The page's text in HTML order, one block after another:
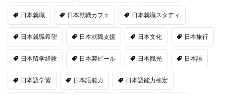
日本就職 日本就職カフェ 日本就職スタディ
日本就職希望 日本就職支援 日本文化 日本旅行
日本留学経験 日本製ビール 日本観光 日本語
日本語学習 日本語能力 日本語能力検定